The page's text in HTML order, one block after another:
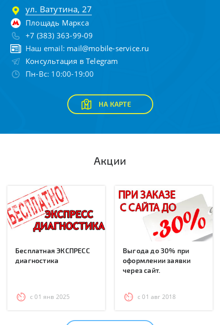
ул. Ватутина, 27
Площадь Маркса
+7 (383) 363-99-09
Наш email: mail@mobile-service.ru
Консультация в Telegram
Пн-Вс: 10:00-19:00
НА КАРТЕ
Акции
Бесплатная ЭКСПРЕСС
диагностика
с 01 янв 2025
Выгода до 30% при
оформлении заявки
через сайт.
с 01 авг 2018